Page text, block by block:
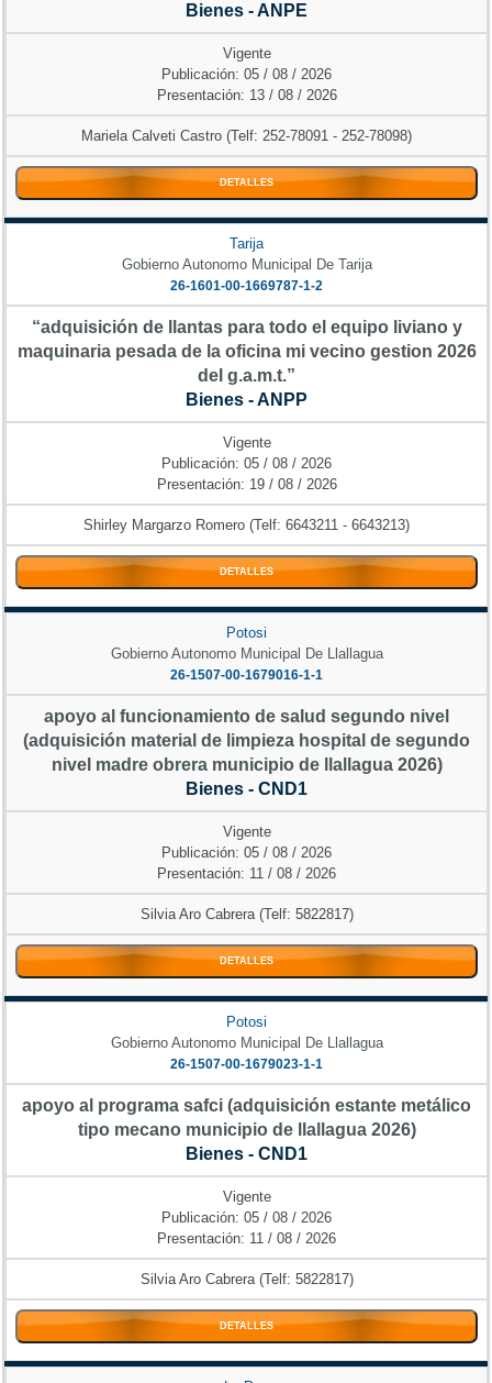
Bienes - ANPE
Vigente
Publicación: 05 / 08 / 2026
Presentación: 13 / 08 / 2026
Mariela Calveti Castro (Telf: 252-78091 - 252-78098)
DETALLES
Tarija
Gobierno Autonomo Municipal De Tarija
26-1601-00-1669787-1-2
“adquisición de llantas para todo el equipo liviano y
maquinaria pesada de la oficina mi vecino gestion 2026
del g.a.m.t.”
Bienes - ANPP
Vigente
Publicación: 05 / 08 / 2026
Presentación: 19 / 08 / 2026
Shirley Margarzo Romero (Telf: 6643211 - 6643213)
DETALLES
Potosi
Gobierno Autonomo Municipal De Llallagua
26-1507-00-1679016-1-1
apoyo al funcionamiento de salud segundo nivel
(adquisición material de limpieza hospital de segundo
nivel madre obrera municipio de llallagua 2026)
Bienes - CND1
Vigente
Publicación: 05 / 08 / 2026
Presentación: 11 / 08 / 2026
Silvia Aro Cabrera (Telf: 5822817)
DETALLES
Potosi
Gobierno Autonomo Municipal De Llallagua
26-1507-00-1679023-1-1
apoyo al programa safci (adquisición estante metálico
tipo mecano municipio de llallagua 2026)
Bienes - CND1
Vigente
Publicación: 05 / 08 / 2026
Presentación: 11 / 08 / 2026
Silvia Aro Cabrera (Telf: 5822817)
DETALLES